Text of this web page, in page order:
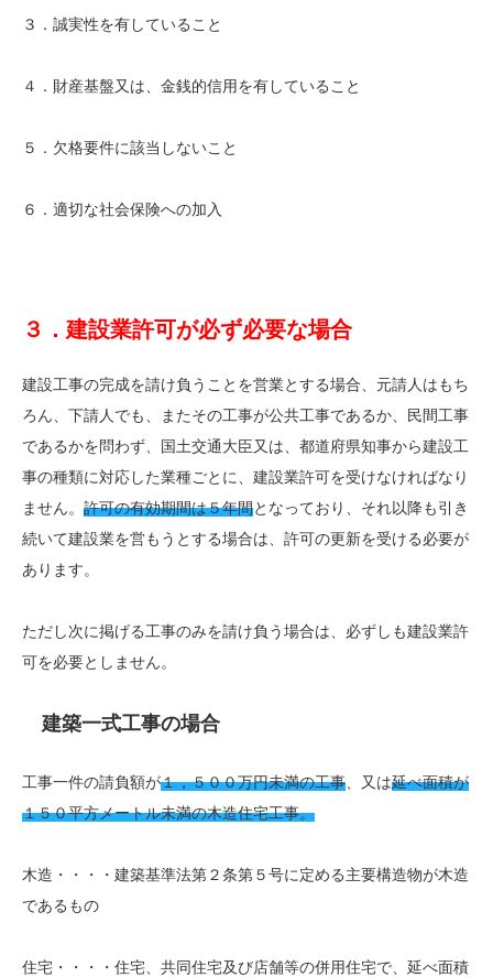
３．誠実性を有していること
４．財産基盤又は、金銭的信用を有していること
５．欠格要件に該当しないこと
６．適切な社会保険への加入
３．建設業許可が必ず必要な場合
建設工事の完成を請け負うことを営業とする場合、元請人はもち
ろん、下請人でも、またその工事が公共工事であるか、民間工事
であるかを問わず、国土交通大臣又は、都道府県知事から建設工
事の種類に対応した業種ごとに、建設業許可を受けなければなり
ません。 許可の有効期間は５年間となっており、それ以降も引き
続いて建設業を営もうとする場合は、許可の更新を受ける必要が
あります。
ただし次に掲げる工事のみを請け負う場合は、必ずしも建設業許
可を必要としません。
建築一式工事の場合
工事一件の請負額が１，５００万円未満の工事、又は延べ面積が
１５０平方メートル未満の木造住宅工事。
木造・・・・建築基準法第２条第５号に定める主要構造物が木造
であるもの
住宅・・・・住宅、共同住宅及び店舗等の併用住宅で、延べ面積